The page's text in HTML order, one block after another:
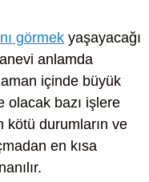
görmek yaşayacağı
anlamda
içinde büyük
olacak bazı işlere
kötü durumların ve
en kısa